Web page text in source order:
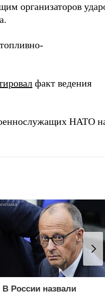
организаторов
факт ведения
НАТО
В России назвали